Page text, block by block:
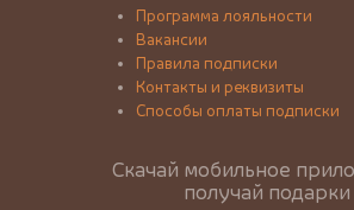
Программа лояльности
Вакансии
Правила подписки
Контакты и реквизиты
Способы оплаты подписки
Скачай мобильное
получай подарки